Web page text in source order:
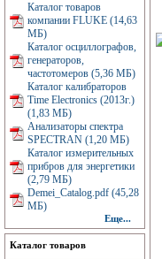
Каталог товаров
компании FLUKE (14,63
МБ)
Каталог осциллографов,
генераторов,
частотомеров (5,36 МБ)
Каталог калибраторов
Time Electronics (2013г.)
(1,83 МБ)
Анализаторы спектра
SPECTRAN (1,20 МБ)
Каталог измерительных
прибров для энергетики
(2,79 МБ)
Demei_Catalog.pdf (45,28
МБ)
Еще...
Каталог товаров